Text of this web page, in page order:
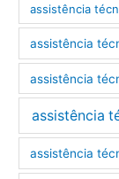
assistência
assistência
assistência
assistência
assistência